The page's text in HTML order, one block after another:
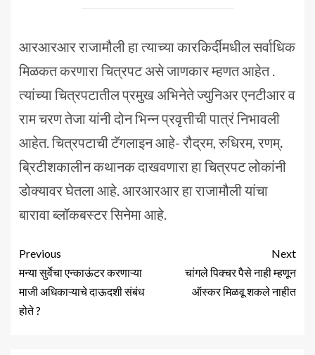
आरआरआर राजामौली हा त्याच्या कारकिर्दीमधील सर्वाधिक
मिळकत करणारा चित्रपट असे जाणकार म्हणत आहेत .
त्यांच्या चित्रपटातील प्रमुख अभिनेते ज्युनिअर एनटीआर व
राम चरण तेजा यांनी दोन भिन्न प्रवृत्तीची पात्रं निभावली
आहेत. चित्रपटाची टॅगलाइन आहे- रौद्रम, रुधिरम, रणम्.
ब्रिटीशकालीन कथानक दाखवणारा हा चित्रपट लोकांनी
डोक्यावर घेतला आहे. आरआरआर हा राजामौली यांचा
बारावा ब्लॉकबस्टर सिनेमा आहे.
Previous
मन्या सुर्वेचा एन्काऊंटर करणाऱ्या
माजी अधिकाऱ्याचे दाऊदशी संबंध
होते ?
Next
चांगले पिक्चर पैसे नाही म्हणून
ऑस्कर मिळवू शकले नाहीत